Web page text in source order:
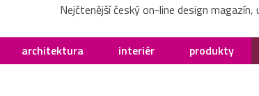
Nejčtenější český on-line design
architektura interiér produkty